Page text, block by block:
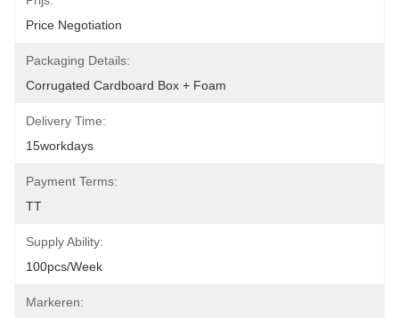
Price Negotiation
Packaging Details:
Corrugated Cardboard Box + Foam
Delivery Time:
15workdays
Payment Terms:
TT
Supply Ability:
100pcs/week
Markeren: